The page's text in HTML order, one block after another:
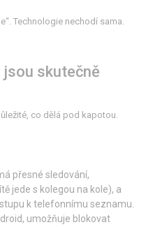
Technologie nechodí sama.
jsou skutečně
co dělá pod kapotou.
přesné sledování,
jede s kolegou na kole), a
k telefonnímu seznamu.
umožňuje blokovat